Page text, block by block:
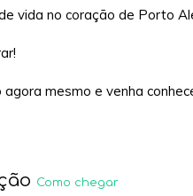
vida no coração de Porto
mesmo e venha
Como chegar